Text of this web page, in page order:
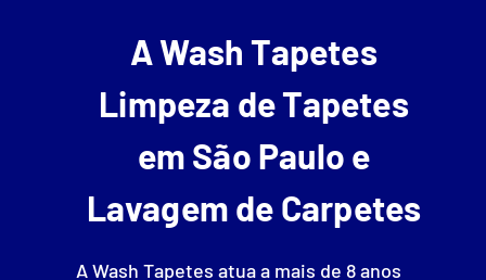
A Wash Tapetes
Limpeza de Tapetes
em São Paulo e
Lavagem de Carpetes
A Wash Tapetes atua a mais de 8 anos